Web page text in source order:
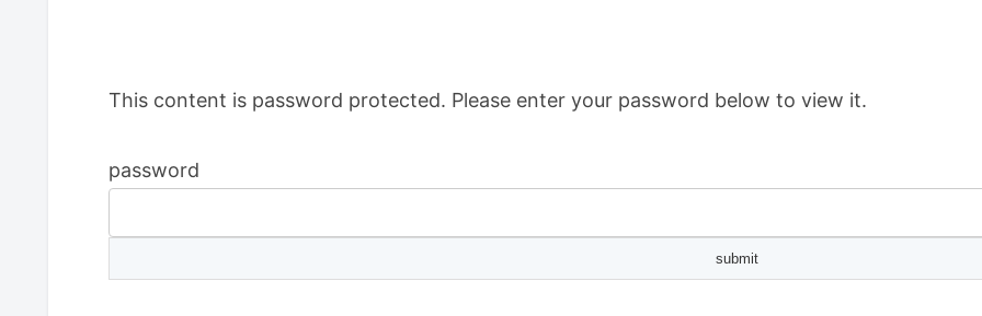
This content is password protected. Please enter your password below to view it.
password